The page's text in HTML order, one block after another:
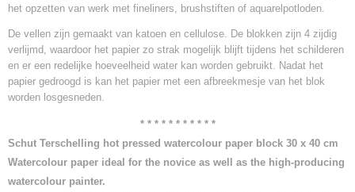
het opzetten van werk met fineliners, brushstiften of aquarelpotloden.
De vellen zijn gemaakt van katoen en cellulose. De blokken zijn 4 zijdig
verlijmd, waardoor het papier zo strak mogelijk blijft tijdens het schilderen
en er een redelijke hoeveelheid water kan worden gebruikt. Nadat het
papier gedroogd is kan het papier met een afbreekmesje van het blok
worden losgesneden.
* * * * * * * * * * *
Schut Terschelling hot pressed watercolour paper block 30 x 40 cm
Watercolour paper ideal for the novice as well as the high-producing
watercolour painter.